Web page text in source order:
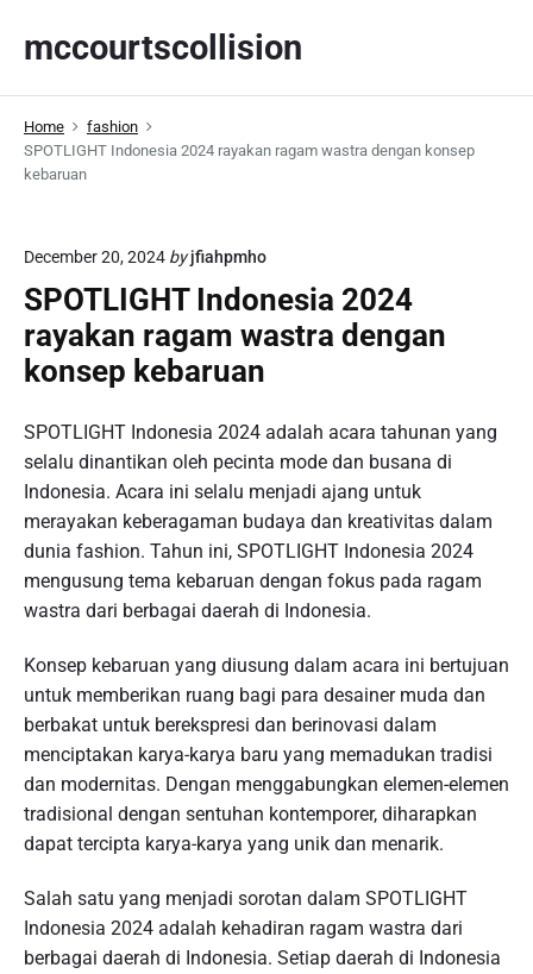
p
mccourtscollision
Home
fashion
SPOTLIGHT Indonesia 2024 rayakan ragam wastra dengan konsep
kebaruan
December 20, 2024 by jfiahpmho
SPOTLIGHT Indonesia 2024
rayakan ragam wastra dengan
konsep kebaruan
SPOTLIGHT Indonesia 2024 adalah acara tahunan yang
selalu dinantikan oleh pecinta mode dan busana di
Indonesia. Acara ini selalu menjadi ajang untuk
merayakan keberagaman budaya dan kreativitas dalam
dunia fashion. Tahun ini, SPOTLIGHT Indonesia 2024
mengusung tema kebaruan dengan fokus pada ragam
wastra dari berbagai daerah di Indonesia.
Konsep kebaruan yang diusung dalam acara ini bertujuan
untuk memberikan ruang bagi para desainer muda dan
berbakat untuk berekspresi dan berinovasi dalam
menciptakan karya-karya baru yang memadukan tradisi
dan modernitas. Dengan menggabungkan elemen-elemen
tradisional dengan sentuhan kontemporer, diharapkan
dapat tercipta karya-karya yang unik dan menarik.
Salah satu yang menjadi sorotan dalam SPOTLIGHT
Indonesia 2024 adalah kehadiran ragam wastra dari
berbagai daerah di Indonesia. Setiap daerah di Indonesia